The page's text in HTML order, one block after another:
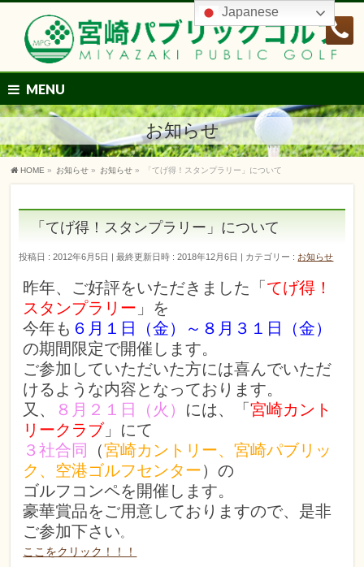
MENU
お知らせ
HOME » お知らせ » お知らせ » 「てげ得！スタンプラリー」について
「てげ得！スタンプラリー」について
投稿日 : 2012年6月5日 最終更新日時 : 2018年12月6日 カテゴリー : お知らせ
昨年、ご好評をいただきました「 てげ得！
スタンプラリー 」を
今年も ６月１日（金）～８月３１日（金）
の期間限定で開催します。
ご参加していただいた方には喜んでいただ
けるような内容となっております。
又、
８月２１日（火） には、「宮崎カント
リークラブ」にて
３社合同
（宮崎カントリー、宮崎パブリッ
ク、空港ゴルフセンター）の
ゴルフコンペを開催します。
豪華賞品をご用意しておりますので、是非
ご参加下さい。
ここをクリック！！！
Japanese